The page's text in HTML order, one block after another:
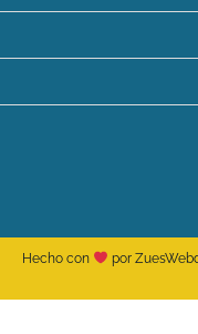
Hecho con por